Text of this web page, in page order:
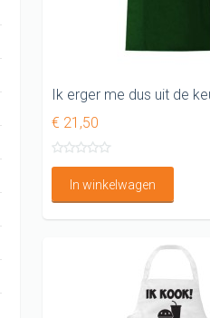
€ 21,50
In winkelwagen